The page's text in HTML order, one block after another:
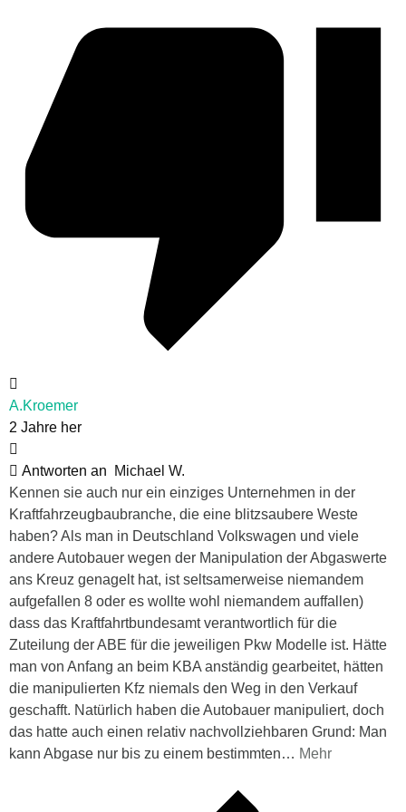
A.Kroemer
2 Jahre her
Antworten an
Michael W.
Kennen sie auch nur ein einziges Unternehmen in der
Kraftfahrzeugbaubranche, die eine blitzsaubere Weste
haben? Als man in Deutschland Volkswagen und viele
andere Autobauer wegen der Manipulation der Abgaswerte
ans Kreuz genagelt hat, ist seltsamerweise niemandem
aufgefallen 8 oder es wollte wohl niemandem auffallen)
dass das Kraftfahrtbundesamt verantwortlich für die
Zuteilung der ABE für die jeweiligen Pkw Modelle ist. Hätte
man von Anfang an beim KBA anständig gearbeitet, hätten
die manipulierten Kfz niemals den Weg in den Verkauf
geschafft. Natürlich haben die Autobauer manipuliert, doch
das hatte auch einen relativ nachvollziehbaren Grund: Man
kann Abgase nur bis zu einem bestimmten… Mehr